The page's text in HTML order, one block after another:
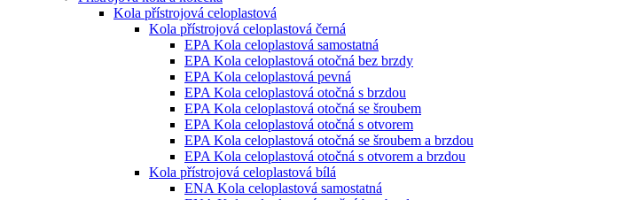
Kola přístrojová celoplastová
Kola přístrojová celoplastová černá
EPA Kola celoplastová samostatná
EPA Kola celoplastová otočná bez brzdy
EPA Kola celoplastová pevná
EPA Kola celoplastová otočná s brzdou
EPA Kola celoplastová otočná se šroubem
EPA Kola celoplastová otočná s otvorem
EPA Kola celoplastová otočná se šroubem a brzdou
EPA Kola celoplastová otočná s otvorem a brzdou
Kola přístrojová celoplastová bílá
ENA Kola celoplastová samostatná